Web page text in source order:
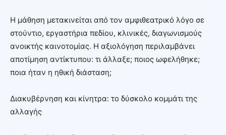
Η μάθηση μετακινείται από τον αμφιθεατρικό λόγο σε
στούντιο, εργαστήρια πεδίου, κλινικές, διαγωνισμούς
ανοικτής καινοτομίας. Η αξιολόγηση περιλαμβάνει
αποτίμηση αντίκτυπου: τι άλλαξε; ποιος ωφελήθηκε;
ποια ήταν η ηθική διάσταση;
Διακυβέρνηση και κίνητρα: το δύσκολο κομμάτι της
αλλαγής